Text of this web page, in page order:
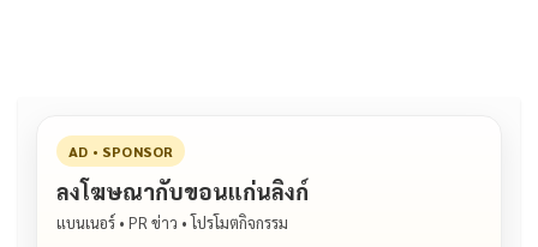
AD • SPONSOR
ลงโฆษณากับขอนแก่นลิงก์
แบนเนอร์ • PR ข่าว • โปรโมตกิจกรรม